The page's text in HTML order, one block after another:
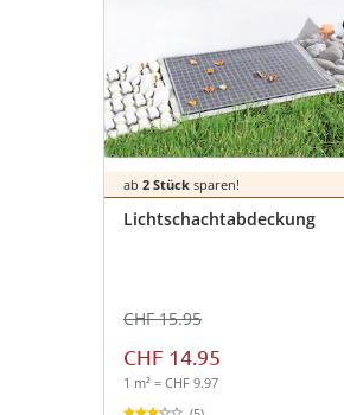
ab 2 Stück sparen!
Lichtschachtabdeckung
CHF 15.95
CHF 14.95
1 m² = CHF 9.97